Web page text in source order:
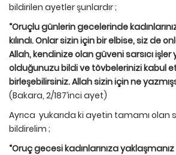
bildirilen ayetler şunlardır ;
“Oruçlu günlerin gecelerinde
kılındı. Onlar sizin için bir elbise, siz de
Allah, kendinize olan güveni sarsıcı
olduğunuzu bildi ve tövbelerinizi kabul
birleşebilirsiniz. Allah sizin için ne
(Bakara, 2/187’inci ayet)
Ayrıca yukarıda ki ayetin tamamı olan
bildirelim ;
“Oruç gecesi kadınlarınıza